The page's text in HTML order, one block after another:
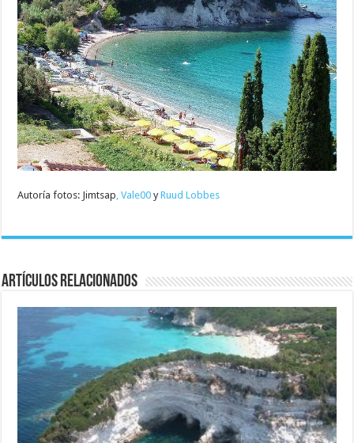
Autoría fotos: Jimtsap, Vale00 yRuud Lobbes
Artículos relacionados